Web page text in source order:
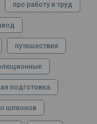
про работу и труд
путешествия
подготовка
шпионов